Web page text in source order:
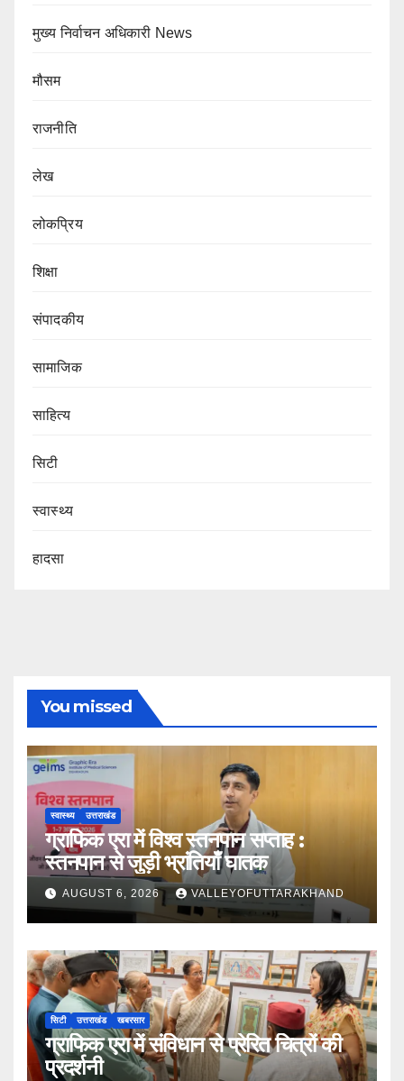
मुख्य निर्वाचन अधिकारी News
मौसम
राजनीति
लेख
लोकप्रिय
शिक्षा
संपादकीय
सामाजिक
साहित्य
सिटी
स्वास्थ्य
हादसा
You missed
स्वास्थ्य उत्तराखंड
ग्राफिक एरा में विश्व स्तनपान सप्ताह :
स्तनपान से जुड़ी भ्रांतियाँ घातक
AUGUST 6, 2026 VALLEYOFUTTARAKHAND
सिटी उत्तराखंड खबरसार
ग्राफिक एरा में संविधान से प्रेरित चित्रों की
प्रदर्शनी